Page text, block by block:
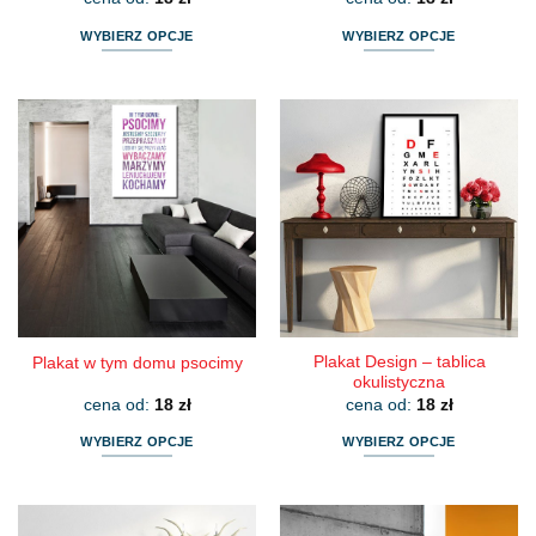
WYBIERZ OPCJE
ma
wiele
wariantów.
Opcje
można
wybrać
na
stronie
WYBIERZ OPCJE
ma
wiele
wariantów.
Opcje
można
wybrać
na
stronie
produktu
Plakat w tym domu psocimy
cena od: 18 zł
WYBIERZ OPCJE
Plakat Design – tablica
okulistyczna
cena od: 18 zł
WYBIERZ OPCJE
ma